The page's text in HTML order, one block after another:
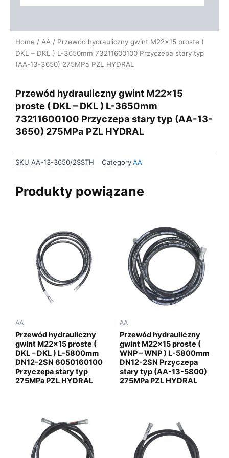
Home / AA / Przewód hydrauliczny gwint M22x15 proste (
DKL – DKL ) L-3650mm 73211600100 Przyczepa stary typ
(AA-13-3650) 275MPa PZL HYDRAL
Przewód hydrauliczny gwint M22x15
proste ( DKL – DKL ) L-3650mm
73211600100 Przyczepa stary typ (AA-13-
3650) 275MPa PZL HYDRAL
SKU AA-13-3650/2SSTH CategoryAA
Produkty powiązane
AA
Przewód hydrauliczny
gwint M22x15 proste (
DKL – DKL ) L-5800mm
DN12-2SN 6050160100
Przyczepa stary typ
275MPa PZL HYDRAL
AA
Przewód hydrauliczny
gwint M22x15 proste (
WNP – WNP ) L-5800mm
DN12-2SN Przyczepa
stary typ (AA-13-5800)
275MPa PZL HYDRAL